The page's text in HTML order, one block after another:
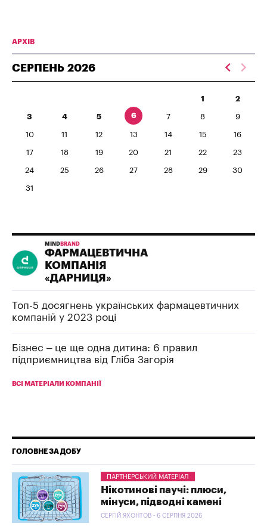
АРХІВ
СЕРПЕНЬ 2026
1 2
3 4 5 6 7 8 9
10 11 12 13 14 15 16
17 18 19 20 21 22 23
24 25 26 27 28 29 30
31
MIND BRAND
ФАРМАЦЕВТИЧНА
КОМПАНІЯ
«ДАРНИЦЯ»
Топ-5 досягнень українських фармацевтичних
компаній у 2023 році
Бізнес – це ще одна дитина: 6 правил
підприємництва від Гліба Загорія
ВСІ МАТЕРІАЛИ КОМПАНІЇ
ГОЛОВНЕ ЗА ДОБУ
ПАРТНЕРСЬКИЙ МАТЕРІАЛ
Нікотинові паучі: плюси,
мінуси, підводні камені
СЕРГІЙ ЯХОНТОВ - 6 СЕРПНЯ 2026